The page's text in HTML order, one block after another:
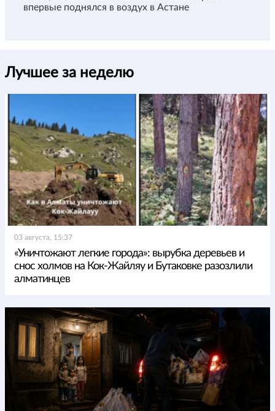
впервые поднялся в воздух в Астане
Лучшее за неделю
03 августа, 15:37
«Уничтожают легкие города»: вырубка деревьев и
снос холмов на Кок-Жайляу и Бутаковке разозлили
алматинцев